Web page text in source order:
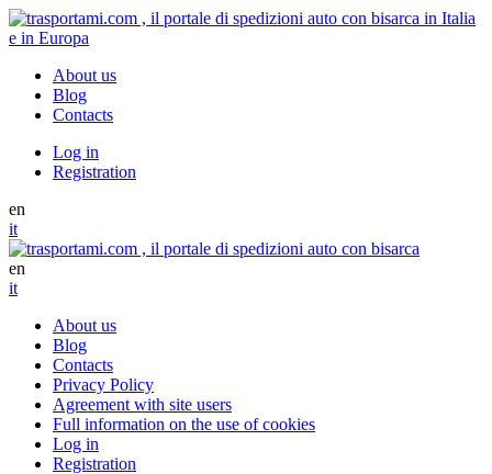
About us
Blog
Contacts
Log in
Registration
en
it
en
it
About us
Blog
Contacts
Privacy Policy
Agreement with site users
Full information on the use of cookies
Log in
Registration